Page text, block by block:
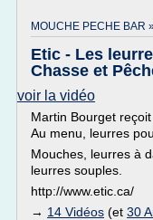
MOUCHE PECHE BAR
Etic - Les
Chasse et
voir la vidéo
Martin Bourget
Au menu, leurres
Mouches, leurres à
leurres souples.
http://www.etic.ca/
→ 14 Vidéos (et 30